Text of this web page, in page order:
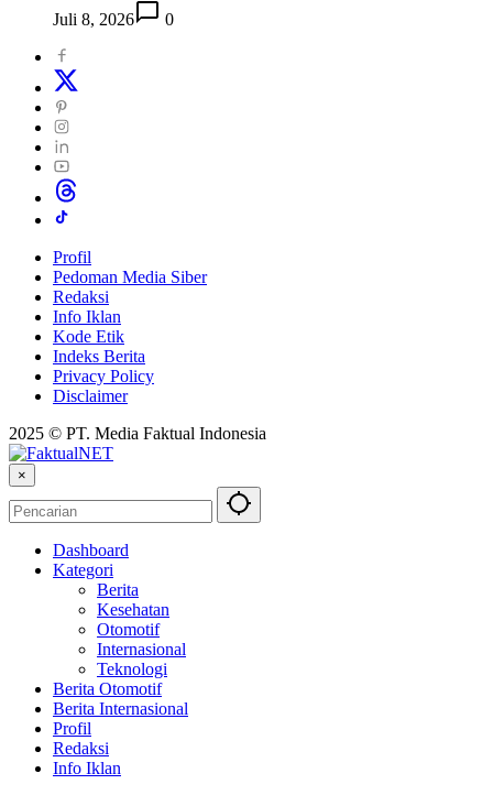
Juli 8, 2026
0
Profil
Pedoman Media Siber
Redaksi
Info Iklan
Kode Etik
Indeks Berita
Privacy Policy
Disclaimer
2025 © PT. Media Faktual Indonesia
×
Dashboard
Kategori
Berita
Kesehatan
Otomotif
Internasional
Teknologi
Berita Otomotif
Berita Internasional
Profil
Redaksi
Info Iklan